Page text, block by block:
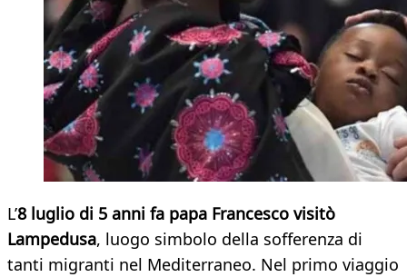
L’8 luglio di 5 anni fa papa Francesco visitò
Lampedusa, luogo simbolo della sofferenza di
tanti migranti nel Mediterraneo. Nel primo viaggio